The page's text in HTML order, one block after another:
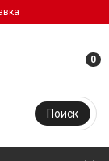
Поиск
0